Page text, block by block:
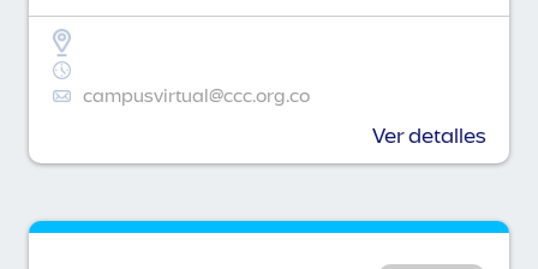
campusvirtual@ccc.org.co
Ver detalles